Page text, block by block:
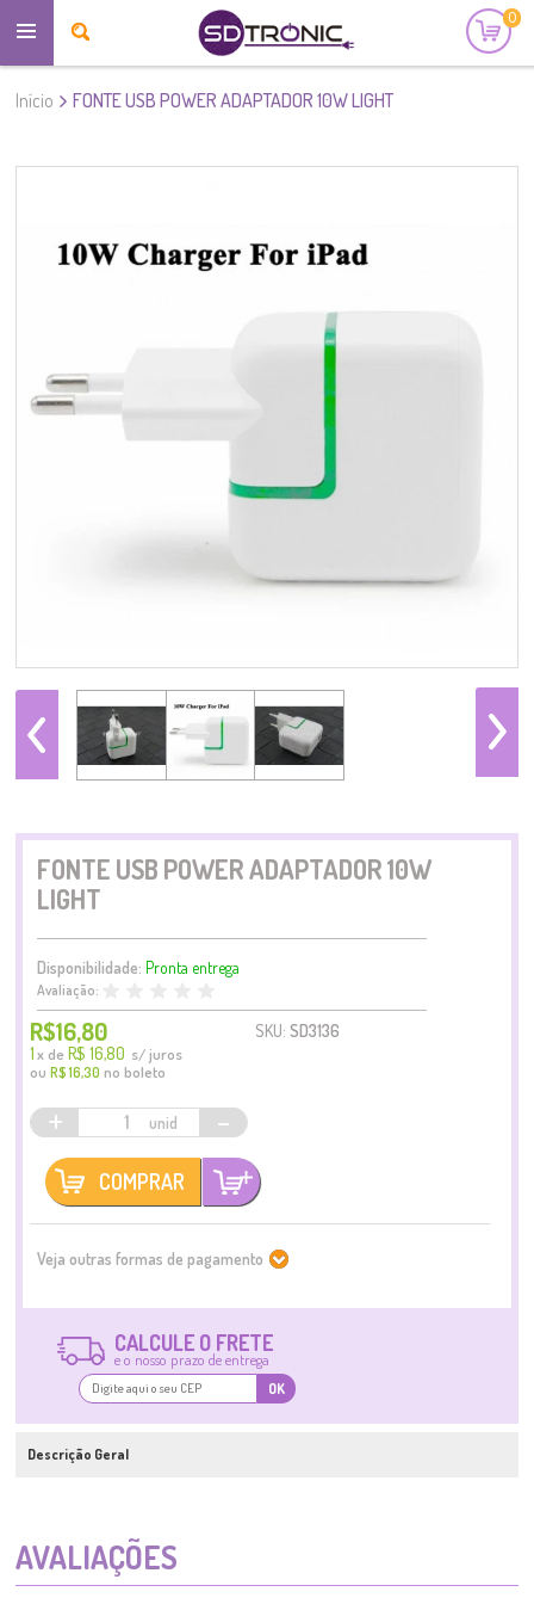
0
Início FONTE USB POWER ADAPTADOR 10W LIGHT
FONTE USB POWER ADAPTADOR 10W
LIGHT
Disponibilidade: Pronta entrega
Avaliação:
R$16,80
1 x de R$ 16,80 s/ juros
ouR$ 16,30 no boleto
+ -
COMPRAR
SKU:SD3136
Veja outras formas de pagamento
CALCULE O FRETE
e o nosso prazo de entrega
OK
Descrição Geral
AVALIAÇÕES